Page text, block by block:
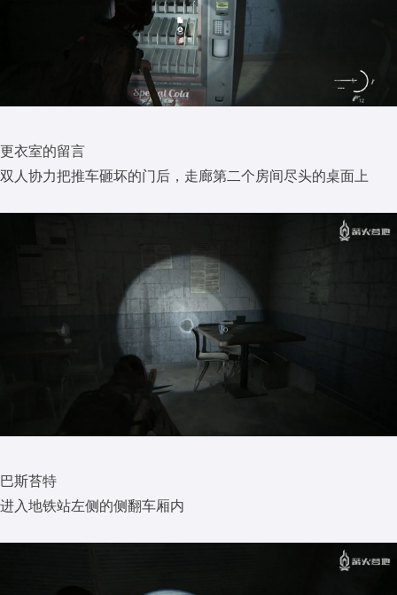
更衣室的留言
双人协力把推车砸坏的门后，走廊第二个房间尽头的桌面上
巴斯苔特
进入地铁站左侧的侧翻车厢内